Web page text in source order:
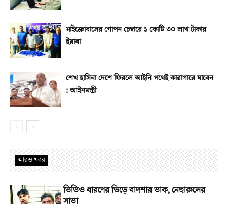
মাইক্রোবাসের গোপন চেম্বারে ১ কোটি ৩০ লাখ টাকার
ইয়াবা
শেখ হাসিনা দেশে ফিরলে আইনি পথেই কারাগারে যাবেন
: আইনমন্ত্রী
আরও খবর
ভিডিও ধারণের ভিড়ে বাদশার ডাক, নেছারুলের